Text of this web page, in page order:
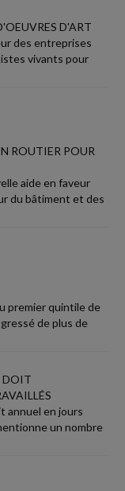
D'ART
des entreprises
vivants pour
ROUTIER POUR
aide en faveur
du bâtiment et des
premier quintile de
de plus de
DOIT
annuel en jours
un nombre